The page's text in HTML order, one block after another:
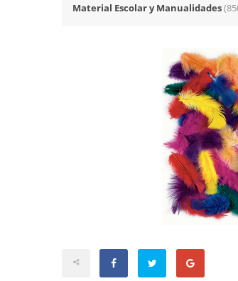
Material Escolar y Manualidades